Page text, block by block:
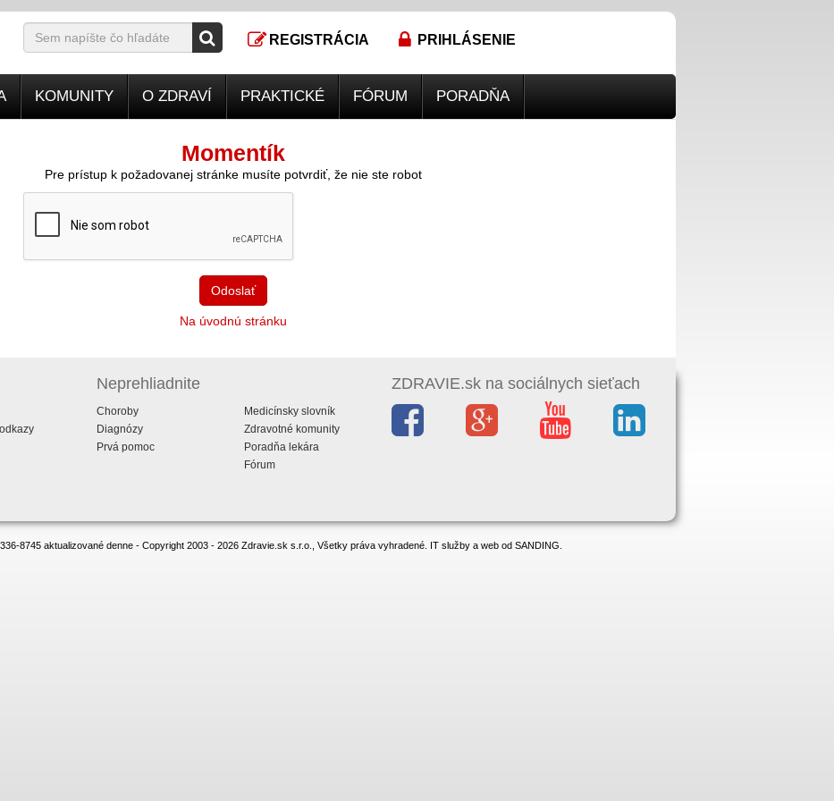
REGISTRÁCIA PRIHLÁSENIE
KOMUNITY O ZDRAVÍ PRAKTICKÉ FÓRUM PORADŇA
Momentík
Pre prístup k požadovanej stránke musíte potvrdiť, že nie ste robot
Odoslať
Na úvodnú stránku
Neprehliadnite
Choroby
Diagnózy
Prvá pomoc
Medicínsky slovník
Zdravotné komunity
Poradňa lekára
Fórum
ZDRAVIE.sk na sociálnych sieťach
8745 aktualizované denne - Copyright 2003 - 2026 Zdravie.sk s.r.o., Všetky práva vyhradené. IT služby a web od SANDING.